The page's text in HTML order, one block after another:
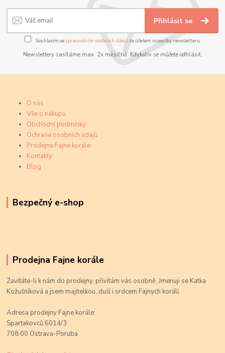
Přihlásit se
Souhlasím se zpracováním osobních údajůza účelem rozesílky newsletteru.
Newslettery zasíláme max. 2x měsíčně. Kdykoliv se můžete odhlásit.
O nás
Vše o nákupu
Obchodní podmínky
Ochrana osobních údajů
Prodejna Fajne korále
Kontakty
Blog
Bezpečný e-shop
Prodejna Fajne korále
Zavítáte-li k nám do prodejny, přivítám vás osobně. Jmenuji se Katka
Kožušníková a jsem majitelkou, duší i srdcem Fajnych korálí.
Adresa prodejny Fajne korále:
Spartakovců 6014/3
708 00 Ostrava-Poruba